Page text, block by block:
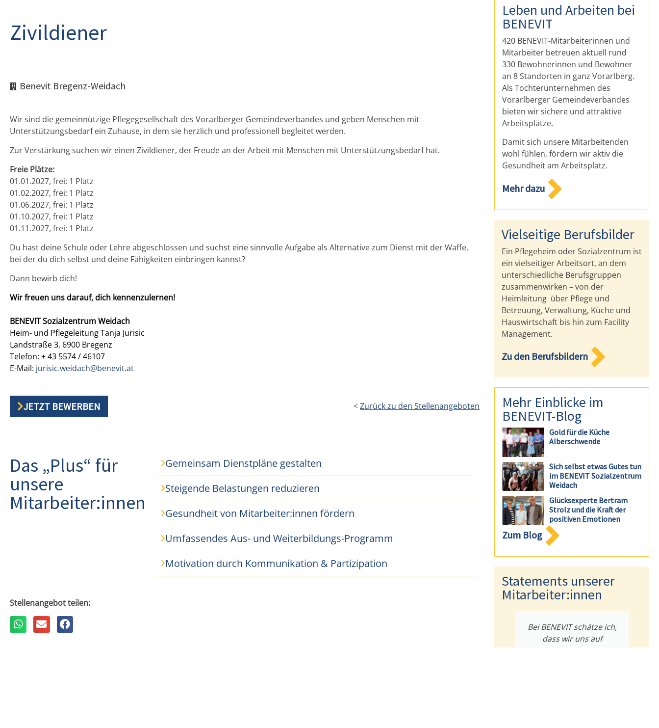
Zivildiener
Benevit Bregenz-Weidach
Wir sind die gemeinnützige Pflegegesellschaft des Vorarlberger Gemeindeverbandes und geben Menschen mit
Unterstützungsbedarf ein Zuhause, in dem sie herzlich und professionell begleitet werden.
Zur Verstärkung suchen wir einen Zivildiener, der Freude an der Arbeit mit Menschen mit Unterstützungsbedarf hat.
Freie Plätze:
01.01.2027, frei: 1 Platz
01.02.2027, frei: 1 Platz
01.06.2027, frei: 1 Platz
01.10.2027, frei: 1 Platz
01.11.2027, frei: 1 Platz
Du hast deine Schule oder Lehre abgeschlossen und suchst eine sinnvolle Aufgabe als Alternative zum Dienst mit der Waffe,
bei der du dich selbst und deine Fähigkeiten einbringen kannst?
Dann bewirb dich!
Wir freuen uns darauf, dich kennenzulernen!
BENEVIT Sozialzentrum Weidach
Heim- und Pflegeleitung Tanja Jurisic
Landstraße 3, 6900 Bregenz
Telefon: + 43 5574 / 46107
E-Mail: jurisic.weidach@benevit.at
JETZT BEWERBEN <Zurück zu den Stellenangeboten
Das „Plus“ für
unsere
Mitarbeiter:innen
Gemeinsam Dienstpläne gestalten
Steigende Belastungen reduzieren
Gesundheit von Mitarbeiter:innen fördern
Umfassendes Aus- und Weiterbildungs-Programm
Motivation durch Kommunikation & Partizipation
Stellenangebot teilen:
Leben und Arbeiten bei
BENEVIT
420 BENEVIT-Mitarbeiterinnen und
Mitarbeiter betreuen aktuell rund
330 Bewohnerinnen und Bewohner
an 8 Standorten in ganz Vorarlberg.
Als Tochterunternehmen des
Vorarlberger Gemeindeverbandes
bieten wir sichere und attraktive
Arbeitsplätze.
Damit sich unsere Mitarbeitenden
wohl fühlen, fördern wir aktiv die
Gesundheit am Arbeitsplatz.
Mehr dazu
Vielseitige Berufsbilder
Ein Pflegeheim oder Sozialzentrum ist
ein vielseitiger Arbeitsort, an dem
unterschiedliche Berufsgruppen
zusammenwirken – von der
Heimleitung über Pflege und
Betreuung, Verwaltung, Küche und
Hauswirtschaft bis hin zum Facility
Management.
Zu den Berufsbildern
Mehr Einblicke im
BENEVIT-Blog
Gold für die Küche
Alberschwende
Sich selbst etwas Gutes tun
im BENEVIT Sozialzentrum
Weidach
Glücksexperte Bertram
Strolz und die Kraft der
positiven Emotionen
Zum Blog
Statements unserer
Mitarbeiter:innen
Bei BENEVIT schätze ich,
dass wir uns auf
Augenhöhe begegnen.